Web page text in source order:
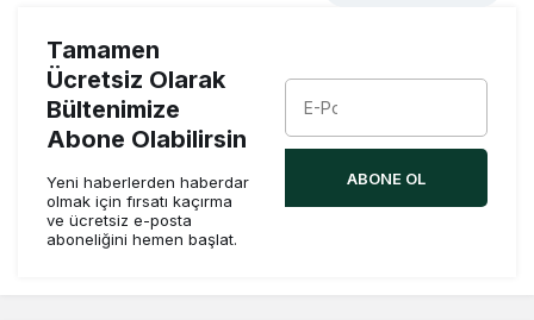
Tamamen
Ücretsiz Olarak
Bültenimize
Abone Olabilirsin
Yeni haberlerden haberdar
olmak için fırsatı kaçırma
ve ücretsiz e-posta
aboneliğini hemen başlat.
ABONE OL